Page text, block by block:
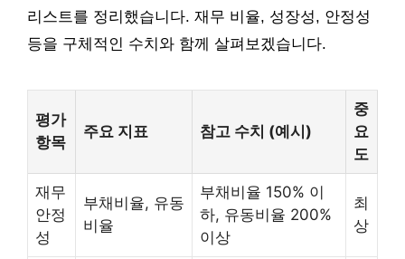
리스트를 정리했습니다. 재무 비율, 성장성, 안정성
등을 구체적인 수치와 함께 살펴보겠습니다.
평가
항목
주요 지표 참고 수치 (예시)
중
요
도
재무
안정
성
부채비율, 유동
비율
부채비율 150% 이
하, 유동비율 200%
이상
최
상